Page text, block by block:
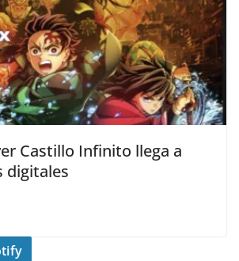
Castillo Infinito llega a
digitales